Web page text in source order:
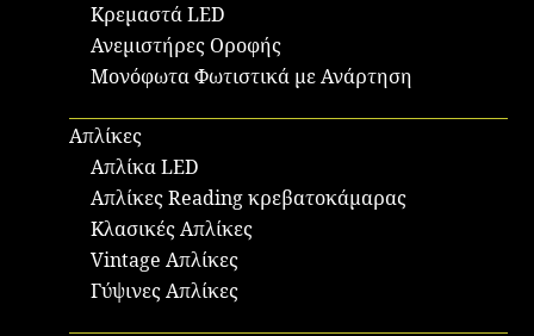
Κρεμαστά LED
Ανεμιστήρες Οροφής
Μονόφωτα Φωτιστικά με Ανάρτηση
Απλίκες
Απλίκα LED
Απλίκες Reading κρεβατοκάμαρας
Κλασικές Απλίκες
Vintage Απλίκες
Γύψινες Απλίκες